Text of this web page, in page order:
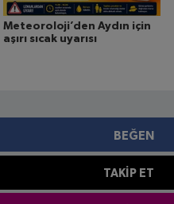
Meteoroloji’den Aydın için
aşırı sıcak uyarısı
BEĞEN
TAKIP ET